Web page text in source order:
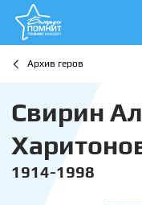
Архив геров
Свирин
1914-1998